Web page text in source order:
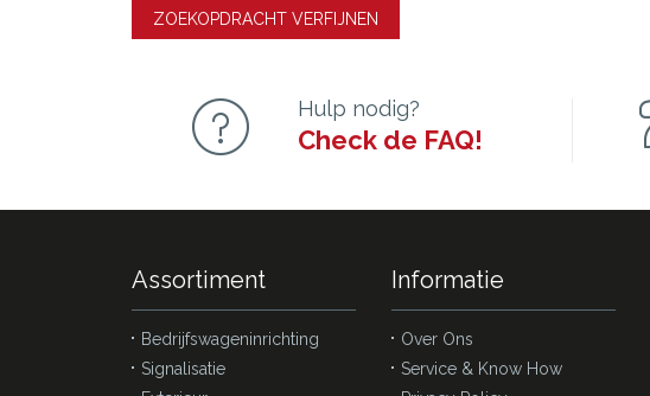
ZOEKOPDRACHT VERFIJNEN
Hulp nodig?
Check de FAQ!
Assortiment
Bedrijfswageninrichting
Signalisatie
Informatie
Over Ons
Service & Know How